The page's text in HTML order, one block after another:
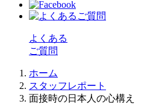
よくある
ご質問
ホーム
スタッフレポート
面接時の日本人の心構え